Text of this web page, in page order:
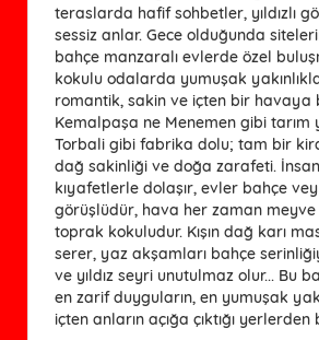
teraslarda hafif sohbetler, yıldızlı
sessiz anlar. Gece olduğunda
bahçe manzaralı evlerde özel
kokulu odalarda yumuşak
romantik, sakin ve içten bir havaya
Kemalpaşa ne Menemen gibi tarım
Torbali gibi fabrika dolu; tam bir
dağ sakinliği ve doğa zarafeti.
kıyafetlerle dolaşır, evler bahçe
görüşlüdür, hava her zaman meyve
toprak kokuludur. Kışın dağ karı
serer, yaz akşamları bahçe
ve yıldız seyri unutulmaz olur... Bu
en zarif duyguların, en yumuşak
içten anların açığa çıktığı yerlerden